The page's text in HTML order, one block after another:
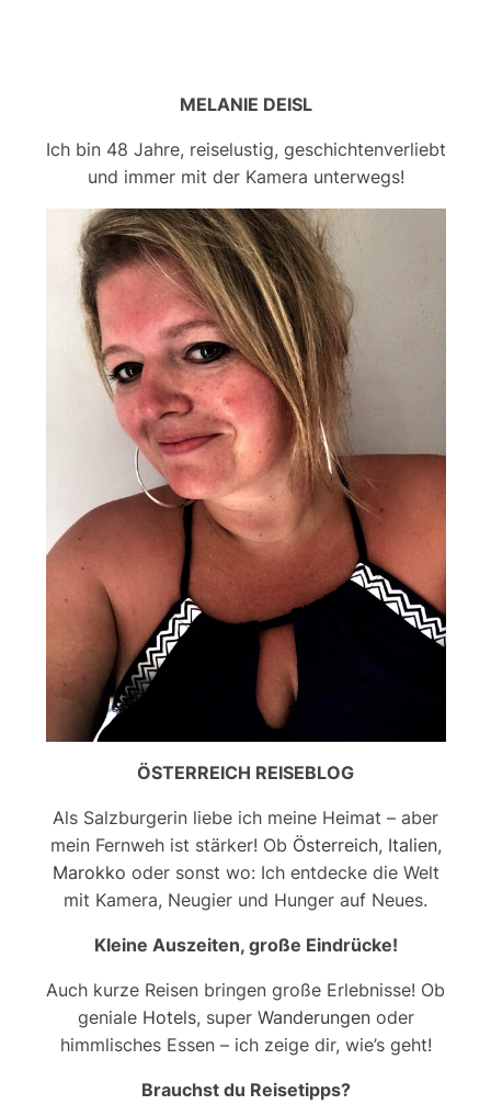
MELANIE DEISL
Ich bin 48 Jahre, reiselustig, geschichtenverliebt
und immer mit der Kamera unterwegs!
ÖSTERREICH REISEBLOG
Als Salzburgerin liebe ich meine Heimat – aber
mein Fernweh ist stärker! Ob Österreich, Italien,
Marokko oder sonst wo: Ich entdecke die Welt
mit Kamera, Neugier und Hunger auf Neues.
Kleine Auszeiten, große Eindrücke!
Auch kurze Reisen bringen große Erlebnisse! Ob
geniale Hotels, super Wanderungenoder
himmlisches Essen – ich zeige dir, wie’s geht!
Brauchst du Reisetipps?